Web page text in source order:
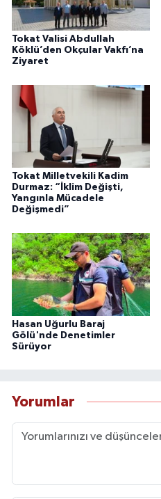
Tokat Valisi Abdullah
Köklü’den Okçular Vakfı’na
Ziyaret
Tokat Milletvekili Kadim
Durmaz: “İklim Değişti,
Yangınla Mücadele
Değişmedi”
Hasan Uğurlu Baraj
Gölü'nde Denetimler
Sürüyor
Yorumlar